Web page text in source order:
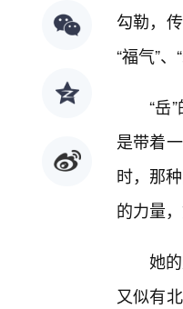
勾勒，
“福气”
“岳
是带着
时，那
的力量
她
又似有